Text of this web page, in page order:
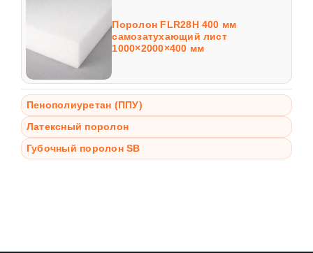
Поролон FLR28H 400 мм
самозатухающий лист
1000×2000×400 мм
Пенополиуретан (ППУ)
Латексный поролон
Губочный поролон SB